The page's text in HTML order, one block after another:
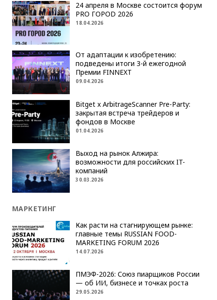
24 апреля в Москве состоится форум
PRO ГОРОD 2026
18.04.2026
От адаптации к изобретению:
подведены итоги 3-й ежегодной
Премии FINNEXT
09.04.2026
Bitget x ArbitrageScanner Pre-Party:
закрытая встреча трейдеров и
фондов в Москве
01.04.2026
Выход на рынок Алжира:
возможности для российских IT-
компаний
30.03.2026
МАРКЕТИНГ
Как расти на стагнирующем рынке:
главные темы RUSSIAN FOOD-
MARKETING FORUM 2026
14.07.2026
ПМЭФ-2026: Союз пиарщиков России
— об ИИ, бизнесе и точках роста
29.05.2026